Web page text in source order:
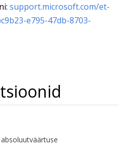
support.microsoft.com/et-
e795-47db-8703-